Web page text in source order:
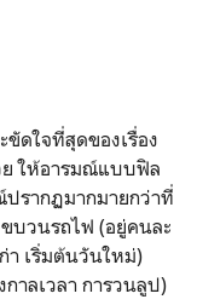
จที่สุดของเรื่อง
ย ให้อารมณ์แบบฟิล
รากฏมากมายกว่าที่
บวนรถไฟ (อยู่คนละ
า เริ่มต้นวันใหม่)
าลเวลา การวนลูป)